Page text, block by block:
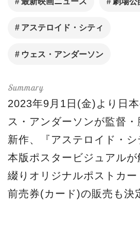
アステロイド・シティ
ウェス・アンダーソン
2023年9月1日(金)より日
ス・アンダーソンが監督
新作、『アステロイド・シ
本版ポスタービジュアル
綴りオリジナルポストカ
前売券(カード)の販売も決